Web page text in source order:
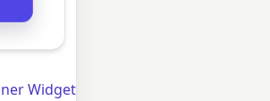
Widget